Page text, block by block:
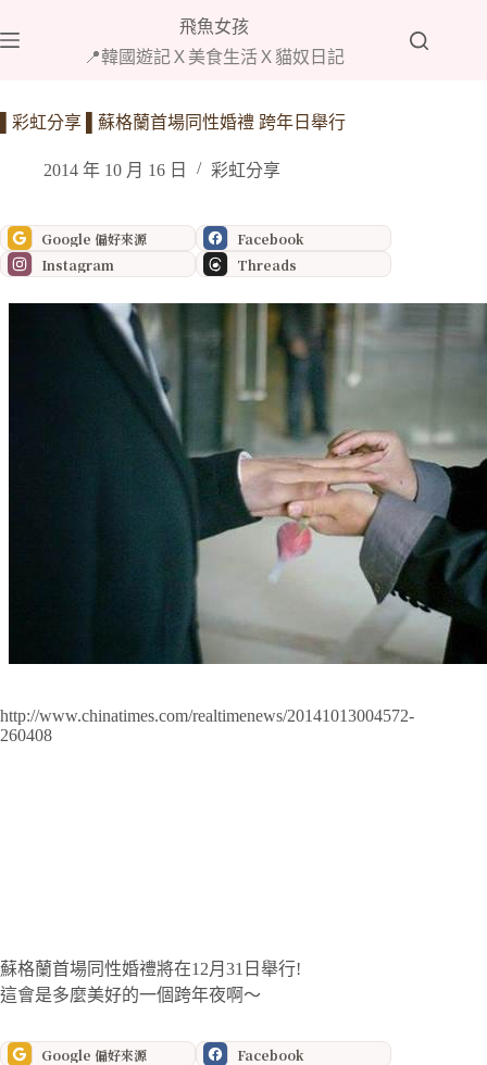
至
內
飛魚女孩
📍韓國遊記Ｘ美食生活Ｘ貓奴日記
▌彩虹分享 ▌蘇格蘭首場同性婚禮 跨年日舉行
2014 年 10 月 16 日 彩虹分享
Google 偏好來源
Facebook
Instagram
Threads
http://www.chinatimes.com/realtimenews/20141013004572-
260408
蘇格蘭首場同性婚禮將在12月31日舉行!
這會是多麼美好的一個跨年夜啊～
Google 偏好來源
Facebook